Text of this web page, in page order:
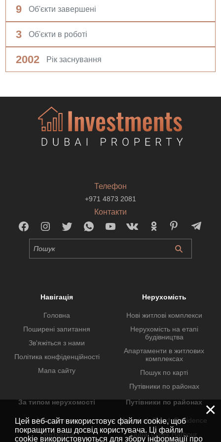
9 Об'єкти завершені
3 Об'єкти в роботі
2002 Рік заснування
Телефон
+971 4873 2081
Контакти
Навігація
Головна
Поширені запитання
Зв'яжіться з нами
Політика конфіденційності
Мапа сайту
Нерухомість
Нові житлові комплекси
Нерухомість на етапі
будівництва
Апартаменти в житлових
комплексах
Пошук по карті
Путівники по районах
За типом нерухомості
Апартаменти
Пентхауси
Путівники по районах
Jumeirah Beach Residence
Dubai Creek Harbour
×
Цей веб-сайт використовує файли cookie, щоб
покращити ваш досвід користувача. Ці файли
cookie використовуються для збору інформації про